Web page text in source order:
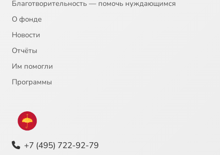
Благотворительность — помочь нуждающимся
О фонде
Новости
Отчёты
Им помогли
Программы
+7 (495) 722-92-79